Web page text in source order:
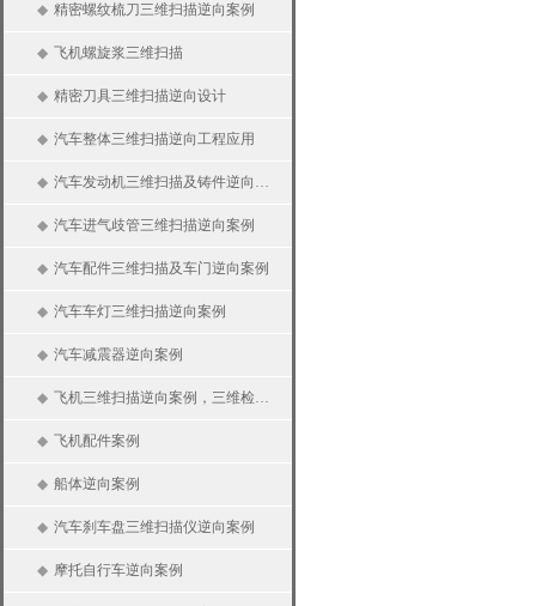
◆ 精密螺纹梳刀三维扫描逆向案例
◆ 飞机螺旋浆三维扫描
◆ 精密刀具三维扫描逆向设计
◆ 汽车整体三维扫描逆向工程应用
◆ 汽车发动机三维扫描及铸件逆向案例
◆ 汽车进气歧管三维扫描逆向案例
◆ 汽车配件三维扫描及车门逆向案例
◆ 汽车车灯三维扫描逆向案例
◆ 汽车减震器逆向案例
◆ 飞机三维扫描逆向案例，三维检测及分析
◆ 飞机配件案例
◆ 船体逆向案例
◆ 汽车刹车盘三维扫描仪逆向案例
◆ 摩托自行车逆向案例